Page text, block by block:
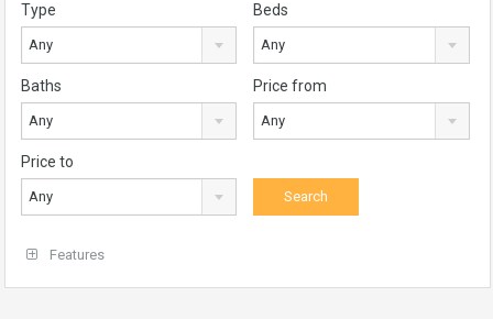
Type
Any
Beds
Any
Baths
Any
Price from
Any
Price to
Any
Features